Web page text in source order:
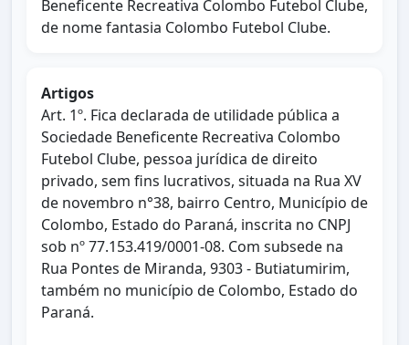
Beneficente Recreativa Colombo Futebol Clube,
de nome fantasia Colombo Futebol Clube.
Artigos
Art. 1º. Fica declarada de utilidade pública a
Sociedade Beneficente Recreativa Colombo
Futebol Clube, pessoa jurídica de direito
privado, sem fins lucrativos, situada na Rua XV
de novembro n°38, bairro Centro, Município de
Colombo, Estado do Paraná, inscrita no CNPJ
sob nº 77.153.419/0001-08. Com subsede na
Rua Pontes de Miranda, 9303 - Butiatumirim,
também no município de Colombo, Estado do
Paraná.